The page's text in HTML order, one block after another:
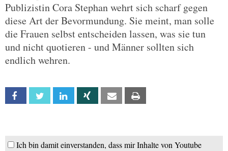
Publizistin Cora Stephan wehrt sich scharf gegen
diese Art der Bevormundung. Sie meint, man solle
die Frauen selbst entscheiden lassen, was sie tun
und nicht quotieren - und Männer sollten sich
endlich wehren.
Facebook Twitter Linkedin Xing Email
Ich bin damit einverstanden, dass mir Inhalte von Youtube